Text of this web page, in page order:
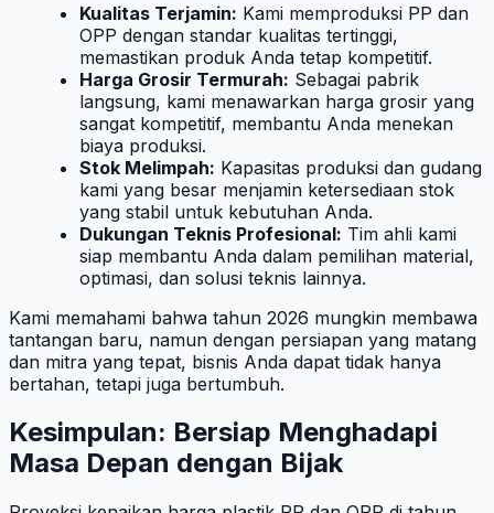
Kualitas Terjamin: Kami memproduksi PP dan
OPP dengan standar kualitas tertinggi,
memastikan produk Anda tetap kompetitif.
Harga Grosir Termurah: Sebagai pabrik
langsung, kami menawarkan harga grosir yang
sangat kompetitif, membantu Anda menekan
biaya produksi.
Stok Melimpah: Kapasitas produksi dan gudang
kami yang besar menjamin ketersediaan stok
yang stabil untuk kebutuhan Anda.
Dukungan Teknis Profesional: Tim ahli kami
siap membantu Anda dalam pemilihan material,
optimasi, dan solusi teknis lainnya.
Kami memahami bahwa tahun 2026 mungkin membawa
tantangan baru, namun dengan persiapan yang matang
dan mitra yang tepat, bisnis Anda dapat tidak hanya
bertahan, tetapi juga bertumbuh.
Kesimpulan: Bersiap Menghadapi
Masa Depan dengan Bijak